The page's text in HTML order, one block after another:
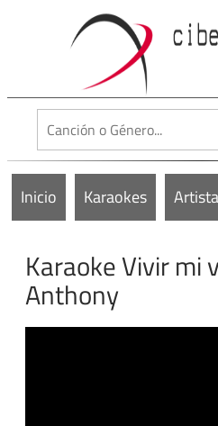
Inicio Karaokes
Karaoke Vivir mi
Anthony